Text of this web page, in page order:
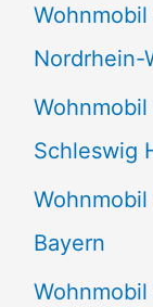
n
a
c
h
:
Nordrhein-
Schleswig
Bayern